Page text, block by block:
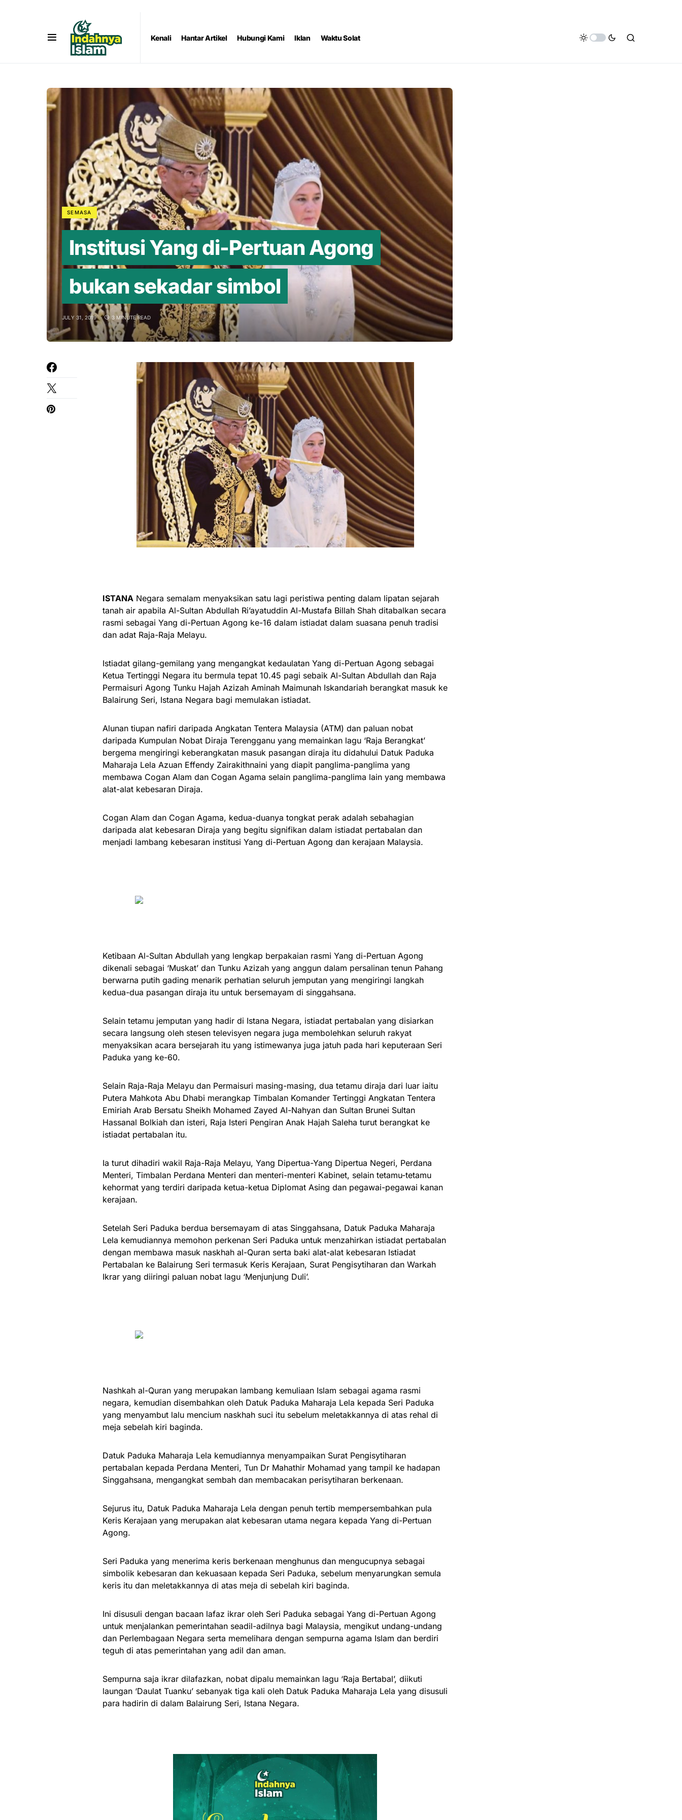
Kenali Hantar Artikel Hubungi Kami Iklan Waktu Solat
SEMASA
Institusi Yang di-Pertuan Agong
bukan sekadar simbol
JULY 31, 2019 3 MINUTE READ
ISTANA Negara semalam menyaksikan satu lagi peristiwa penting dalam lipatan sejarah
tanah air apabila Al-Sultan Abdullah Ri’ayatuddin Al-Mustafa Billah Shah ditabalkan secara
rasmi sebagai Yang di-Pertuan Agong ke-16 dalam istiadat dalam suasana penuh tradisi
dan adat Raja-Raja Melayu.
Istiadat gilang-gemilang yang mengangkat kedaulatan Yang di-Pertuan Agong sebagai
Ketua Tertinggi Negara itu bermula tepat 10.45 pagi sebaik Al-Sultan Abdullah dan Raja
Permaisuri Agong Tunku Hajah Azizah Aminah Maimunah Iskandariah berangkat masuk ke
Balairung Seri, Istana Negara bagi memulakan istiadat.
Alunan tiupan nafiri daripada Angkatan Tentera Malaysia (ATM) dan paluan nobat
daripada Kumpulan Nobat Diraja Terengganu yang memainkan lagu ‘Raja Berangkat’
bergema mengiringi keberangkatan masuk pasangan diraja itu didahului Datuk Paduka
Maharaja Lela Azuan Effendy Zairakithnaini yang diapit panglima-panglima yang
membawa Cogan Alam dan Cogan Agama selain panglima-panglima lain yang membawa
alat-alat kebesaran Diraja.
Cogan Alam dan Cogan Agama, kedua-duanya tongkat perak adalah sebahagian
daripada alat kebesaran Diraja yang begitu signifikan dalam istiadat pertabalan dan
menjadi lambang kebesaran institusi Yang di-Pertuan Agong dan kerajaan Malaysia.
Ketibaan Al-Sultan Abdullah yang lengkap berpakaian rasmi Yang di-Pertuan Agong
dikenali sebagai ‘Muskat’ dan Tunku Azizah yang anggun dalam persalinan tenun Pahang
berwarna putih gading menarik perhatian seluruh jemputan yang mengiringi langkah
kedua-dua pasangan diraja itu untuk bersemayam di singgahsana.
Selain tetamu jemputan yang hadir di Istana Negara, istiadat pertabalan yang disiarkan
secara langsung oleh stesen televisyen negara juga membolehkan seluruh rakyat
menyaksikan acara bersejarah itu yang istimewanya juga jatuh pada hari keputeraan Seri
Paduka yang ke-60.
Selain Raja-Raja Melayu dan Permaisuri masing-masing, dua tetamu diraja dari luar iaitu
Putera Mahkota Abu Dhabi merangkap Timbalan Komander Tertinggi Angkatan Tentera
Emiriah Arab Bersatu Sheikh Mohamed Zayed Al-Nahyan dan Sultan Brunei Sultan
Hassanal Bolkiah dan isteri, Raja Isteri Pengiran Anak Hajah Saleha turut berangkat ke
istiadat pertabalan itu.
Ia turut dihadiri wakil Raja-Raja Melayu, Yang Dipertua-Yang Dipertua Negeri, Perdana
Menteri, Timbalan Perdana Menteri dan menteri-menteri Kabinet, selain tetamu-tetamu
kehormat yang terdiri daripada ketua-ketua Diplomat Asing dan pegawai-pegawai kanan
kerajaan.
Setelah Seri Paduka berdua bersemayam di atas Singgahsana, Datuk Paduka Maharaja
Lela kemudiannya memohon perkenan Seri Paduka untuk menzahirkan istiadat pertabalan
dengan membawa masuk naskhah al-Quran serta baki alat-alat kebesaran Istiadat
Pertabalan ke Balairung Seri termasuk Keris Kerajaan, Surat Pengisytiharan dan Warkah
Ikrar yang diiringi paluan nobat lagu ‘Menjunjung Duli’.
Nashkah al-Quran yang merupakan lambang kemuliaan Islam sebagai agama rasmi
negara, kemudian disembahkan oleh Datuk Paduka Maharaja Lela kepada Seri Paduka
yang menyambut lalu mencium naskhah suci itu sebelum meletakkannya di atas rehal di
meja sebelah kiri baginda.
Datuk Paduka Maharaja Lela kemudiannya menyampaikan Surat Pengisytiharan
pertabalan kepada Perdana Menteri, Tun Dr Mahathir Mohamad yang tampil ke hadapan
Singgahsana, mengangkat sembah dan membacakan perisytiharan berkenaan.
Sejurus itu, Datuk Paduka Maharaja Lela dengan penuh tertib mempersembahkan pula
Keris Kerajaan yang merupakan alat kebesaran utama negara kepada Yang di-Pertuan
Agong.
Seri Paduka yang menerima keris berkenaan menghunus dan mengucupnya sebagai
simbolik kebesaran dan kekuasaan kepada Seri Paduka, sebelum menyarungkan semula
keris itu dan meletakkannya di atas meja di sebelah kiri baginda.
Ini disusuli dengan bacaan lafaz ikrar oleh Seri Paduka sebagai Yang di-Pertuan Agong
untuk menjalankan pemerintahan seadil-adilnya bagi Malaysia, mengikut undang-undang
dan Perlembagaan Negara serta memelihara dengan sempurna agama Islam dan berdiri
teguh di atas pemerintahan yang adil dan aman.
Sempurna saja ikrar dilafazkan, nobat dipalu memainkan lagu ‘Raja Bertabal’, diikuti
laungan ‘Daulat Tuanku’ sebanyak tiga kali oleh Datuk Paduka Maharaja Lela yang disusuli
para hadirin di dalam Balairung Seri, Istana Negara.